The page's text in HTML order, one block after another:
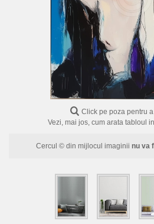
Click pe poza pentru
Vezi, mai jos, cum arata tabloul
Cercul © din mijlocul imaginii nu va